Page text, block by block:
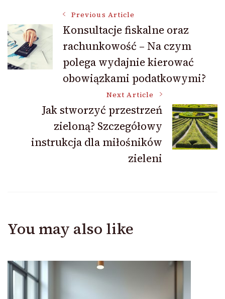
Post
Navigation
Previous Article
Konsultacje fiskalne oraz
rachunkowość – Na czym
polega wydajnie kierować
obowiązkami podatkowymi?
Next Article
Jak stworzyć przestrzeń
zieloną? Szczegółowy
instrukcja dla miłośników
zieleni
You may also like